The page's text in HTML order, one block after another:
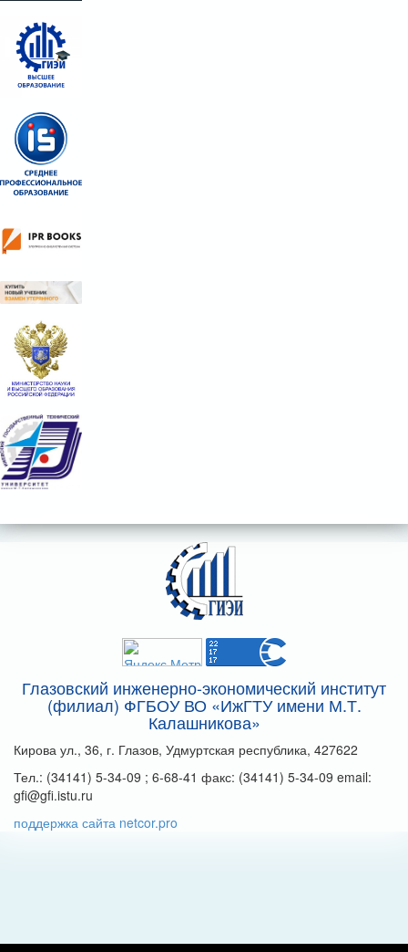
Глазовский инженерно-экономический институт
(филиал) ФГБОУ ВО «ИжГТУ имени М.Т.
Калашникова»
Кирова ул., 36, г. Глазов, Удмуртская республика, 427622
Тел.: (34141) 5-34-09 ; 6-68-41 факс: (34141) 5-34-09 email:
gfi@gfi.istu.ru
поддержка сайта netcor.pro